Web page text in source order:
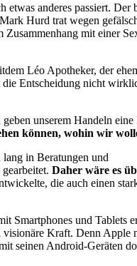
etwas anderes passiert. Der
Hurd trat wegen
Zusammenhang mit einer
Léo Apotheker, der
Entscheidung nicht
unserem Handeln
können, wohin wir
in Beratungen und
Daher wäre es
die auch einen
Smartphones und Tablets
visionäre Kraft. Denn Apple
seinen Android-Geräten